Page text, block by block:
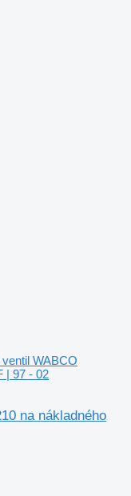
WABCO
| 97 - 02
na nákladného